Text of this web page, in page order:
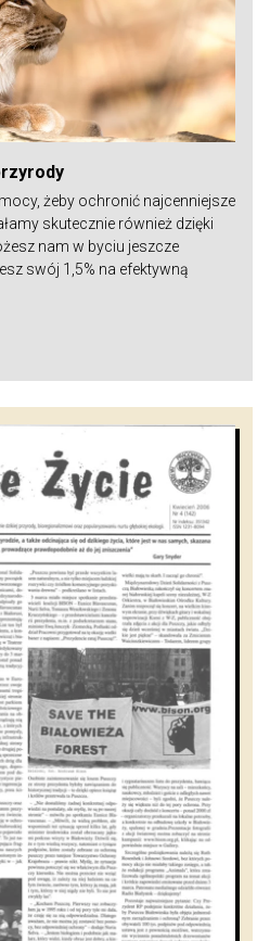
żeby ochronić najcenniejsze
skutecznie również dzięki
nam w byciu jeszcze
swój 1,5% na efektywną